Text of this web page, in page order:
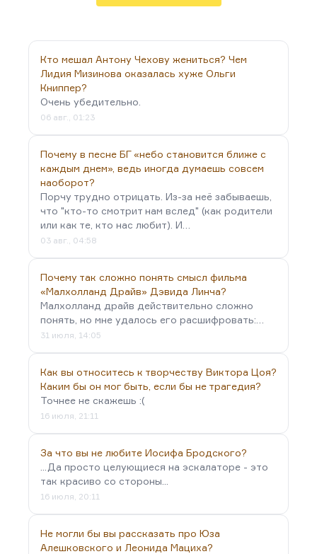
Кто мешал Антону Чехову жениться? Чем
Лидия Мизинова оказалась хуже Ольги
Книппер?
Очень убедительно.
06 авг., 01:23
Почему в песне БГ «небо становится ближе с
каждым днем», ведь иногда думаешь совсем
наоборот?
Порчу трудно отрицать. Из-за неё забываешь,
что "кто-то смотрит нам вслед" (как родители
или как те, кто нас любит). И…
03 авг., 04:58
Почему так сложно понять смысл фильма
«Малхолланд Драйв» Дэвида Линча?
Малхолланд драйв действительно сложно
понять, но мне удалось его расшифровать:…
31 июля, 14:05
Как вы относитесь к творчеству Виктора Цоя?
Каким бы он мог быть, если бы не трагедия?
Точнее не скажешь :(
16 июля, 21:11
За что вы не любите Иосифа Бродского?
...Да просто целующиеся на эскалаторе - это
так красиво со стороны...
16 июля, 20:11
Не могли бы вы рассказать про Юза
Алешковского и Леонида Мациха?